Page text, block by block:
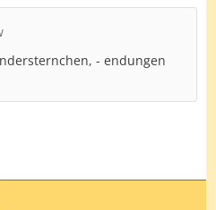
- endungen